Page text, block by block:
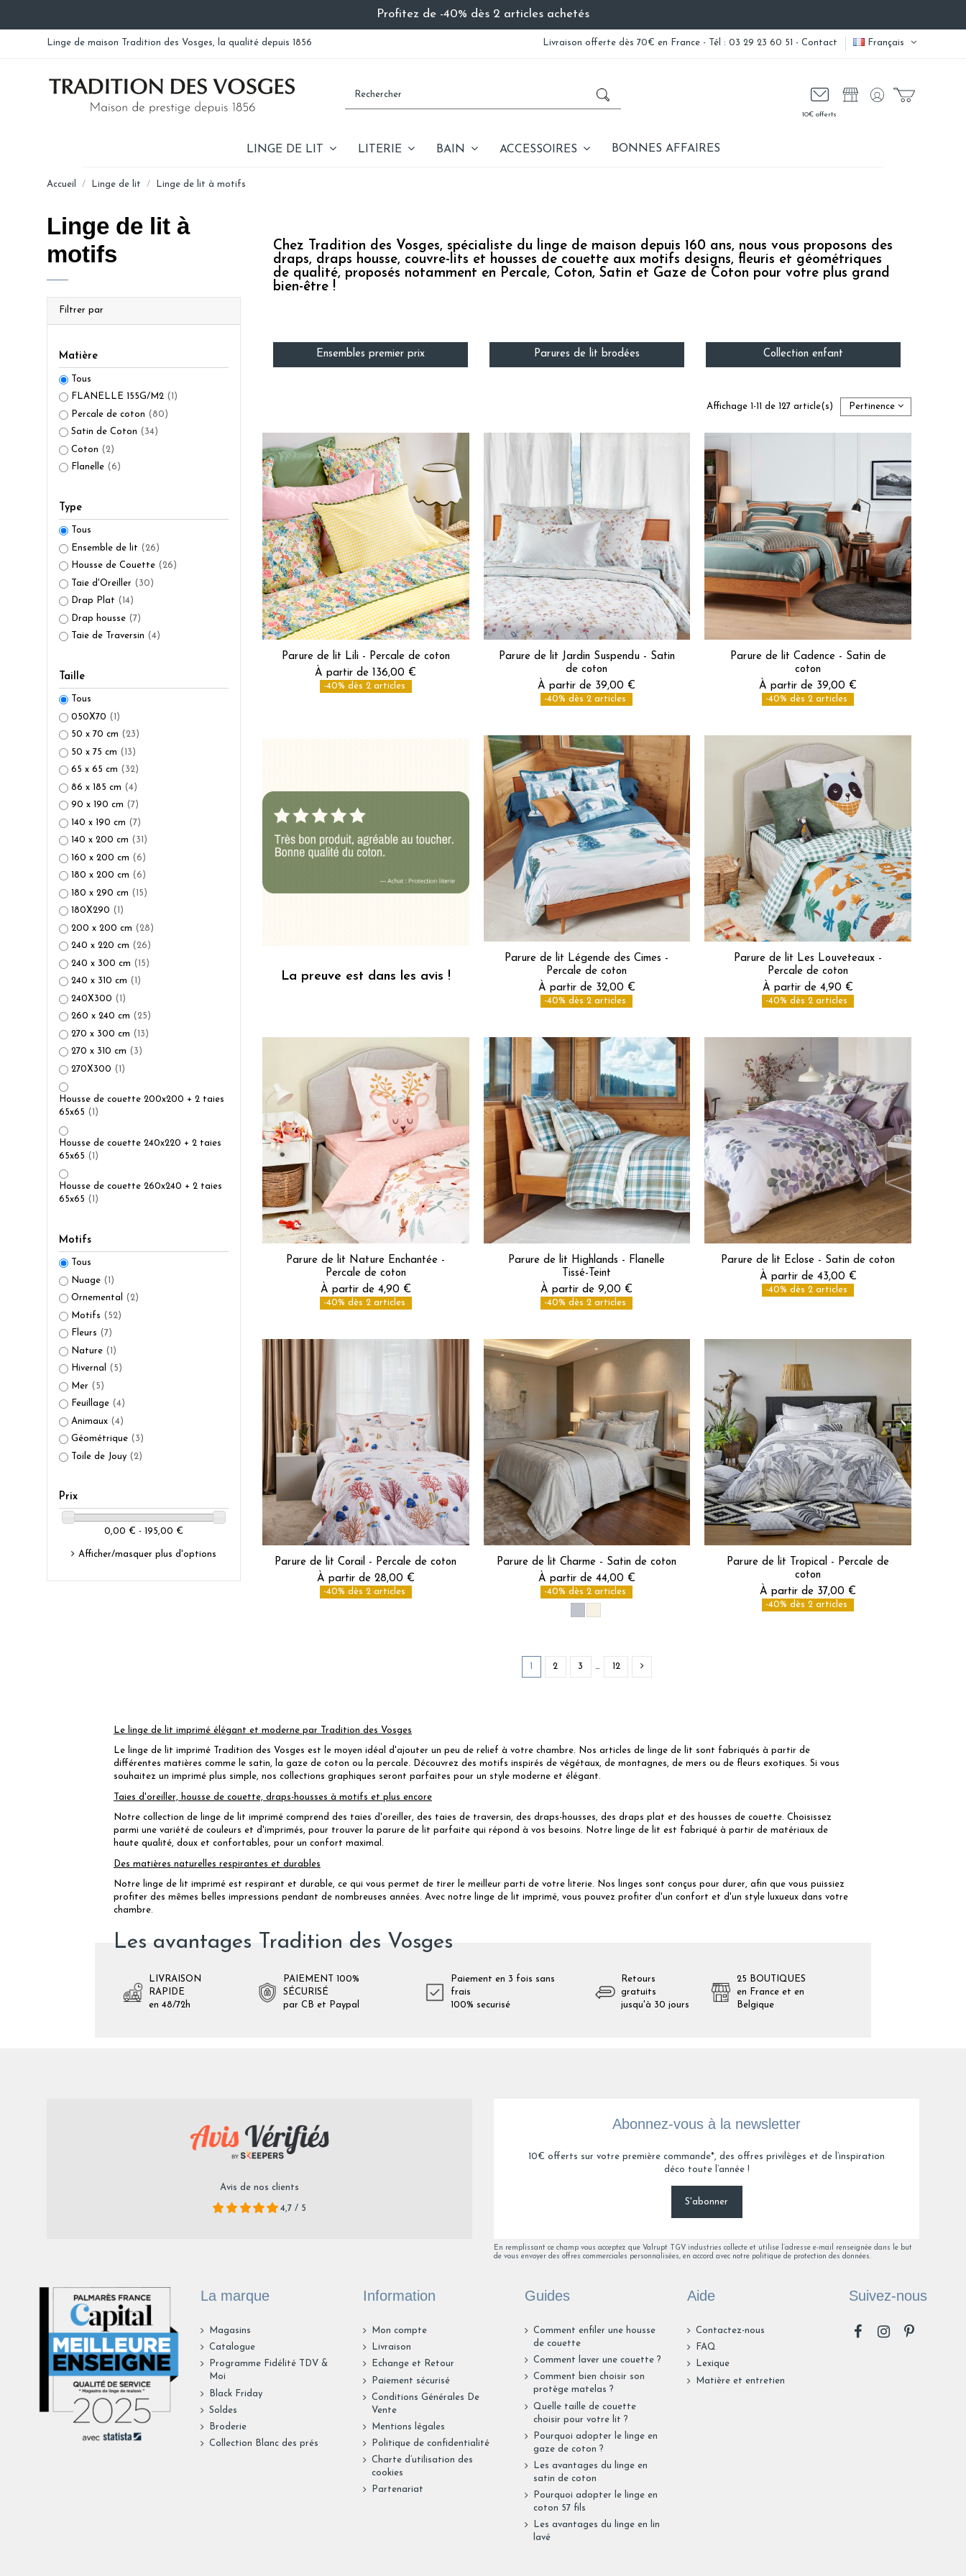
Profitez de -40% dès 2 articles achetés
Linge de maison Tradition des Vosges, la qualité depuis 1856 Livraison offerte dès 70€ en France - Tél : 03 29 23 60 51 -Contact Français
10€ offerts
LINGE DE LIT LITERIE BAIN ACCESSOIRES BONNES AFFAIRES
Accueil Linge de lit Linge de lit à motifs
Linge de lit à
motifs
Filtrer par
Matière
Tous
FLANELLE 155G/M2 (1)
Percale de coton (80)
Satin de Coton (34)
Coton (2)
Flanelle (6)
Type
Tous
Ensemble de lit (26)
Housse de Couette (26)
Taie d'Oreiller (30)
Drap Plat (14)
Drap housse (7)
Taie de Traversin (4)
Taille
Tous
050X70 (1)
50 x 70 cm (23)
50 x 75 cm (13)
65 x 65 cm (32)
86 x 185 cm (4)
90 x 190 cm (7)
140 x 190 cm (7)
140 x 200 cm (31)
160 x 200 cm (6)
180 x 200 cm (6)
180 x 290 cm (15)
180X290 (1)
200 x 200 cm (28)
240 x 220 cm (26)
240 x 300 cm (15)
240 x 310 cm (1)
240X300 (1)
260 x 240 cm (25)
270 x 300 cm (13)
270 x 310 cm (3)
270X300 (1)
Housse de couette 200x200 + 2 taies
65x65 (1)
Housse de couette 240x220 + 2 taies
65x65 (1)
Housse de couette 260x240 + 2 taies
65x65 (1)
Motifs
Tous
Nuage (1)
Ornemental (2)
Motifs (52)
Fleurs (7)
Nature (1)
Hivernal (5)
Mer (5)
Feuillage (4)
Animaux (4)
Géométrique (3)
Toile de Jouy (2)
Prix
0,00 € - 195,00 €
Afficher/masquer plus d'options
Chez Tradition des Vosges, spécialiste du linge de maison depuis 160 ans, nous vous proposons des
draps, draps housse, couvre-lits et housses de couette aux motifs designs, fleuris et géométriques
de qualité, proposés notamment en Percale, Coton, Satin et Gaze de Coton pour votre plus grand
bien-être !
Ensembles premier prix Parures de lit brodées Collection enfant
Affichage 1-11 de 127 article(s) Pertinence
Parure de lit Lili - Percale de coton
À partir de 136,00 €
-40% dès 2 articles
Parure de lit Jardin Suspendu - Satin
de coton
À partir de 39,00 €
-40% dès 2 articles
Parure de lit Cadence - Satin de
coton
À partir de 39,00 €
-40% dès 2 articles
La preuve est dans les avis !
Parure de lit Légende des Cimes -
Percale de coton
À partir de 32,00 €
-40% dès 2 articles
Parure de lit Les Louveteaux -
Percale de coton
À partir de 4,90 €
-40% dès 2 articles
Parure de lit Nature Enchantée -
Percale de coton
À partir de 4,90 €
-40% dès 2 articles
Parure de lit Highlands - Flanelle
Tissé-Teint
À partir de 9,00 €
-40% dès 2 articles
Parure de lit Eclose - Satin de coton
À partir de 43,00 €
-40% dès 2 articles
Parure de lit Corail - Percale de coton
À partir de 28,00 €
-40% dès 2 articles
Parure de lit Charme - Satin de coton
À partir de 44,00 €
-40% dès 2 articles
Parure de lit Tropical - Percale de
coton
À partir de 37,00 €
-40% dès 2 articles
1 2 3 … 12
Le linge de lit imprimé élégant et moderne par Tradition des Vosges
Le linge de lit imprimé Tradition des Vosges est le moyen idéal d'ajouter un peu de relief à votre chambre. Nos articles de linge de lit sont fabriqués à partir de
différentes matières comme le satin, la gaze de coton ou la percale. Découvrez des motifs inspirés de végétaux, de montagnes, de mers ou de fleurs exotiques. Si vous
souhaitez un imprimé plus simple, nos collections graphiques seront parfaites pour un style moderne et élégant.
Taies d'oreiller, housse de couette, draps-housses à motifs et plus encore
Notre collection de linge de lit imprimé comprend des taies d'oreiller, des taies de traversin, des draps-housses, des draps plat et des housses de couette. Choisissez
parmi une variété de couleurs et d'imprimés, pour trouver la parure de lit parfaite qui répond à vos besoins. Notre linge de lit est fabriqué à partir de matériaux de
haute qualité, doux et confortables, pour un confort maximal.
Des matières naturelles respirantes et durables
Notre linge de lit imprimé est respirant et durable, ce qui vous permet de tirer le meilleur parti de votre literie. Nos linges sont conçus pour durer, afin que vous puissiez
profiter des mêmes belles impressions pendant de nombreuses années. Avec notre linge de lit imprimé, vous pouvez profiter d'un confort et d'un style luxueux dans votre
chambre.
Les avantages Tradition des Vosges
LIVRAISON
RAPIDE
en 48/72h
PAIEMENT 100%
SÉCURISÉ
par CB et Paypal
Paiement en 3 fois sans
frais
100% securisé
Retours
gratuits
jusqu'à 30 jours
25 BOUTIQUES
en France et en
Belgique
Avis de nos clients
4,7 / 5
Abonnez-vous à la newsletter
10€ offerts sur votre première commande*, des offres privilèges et de l’inspiration
déco toute l’année !
S'abonner
En remplissant ce champ vous acceptez que Valrupt TGV industries collecte et utilise l’adresse e-mail renseignée dans le but
de vous envoyer des offres commerciales personnalisées, en accord avec notre politique de protection des données.
La marque
Magasins
Catalogue
Programme Fidélité TDV &
Moi
Black Friday
Soldes
Broderie
Collection Blanc des prés
Information
Mon compte
Livraison
Echange et Retour
Paiement sécurisé
Conditions Générales De
Vente
Mentions légales
Politique de confidentialité
Charte d’utilisation des
cookies
Partenariat
Guides
Comment enfiler une housse
de couette
Comment laver une couette ?
Comment bien choisir son
protège matelas ?
Quelle taille de couette
choisir pour votre lit ?
Pourquoi adopter le linge en
gaze de coton ?
Les avantages du linge en
satin de coton
Pourquoi adopter le linge en
coton 57 fils
Les avantages du linge en lin
lavé
Aide
Contactez-nous
FAQ
Lexique
Matière et entretien
Suivez-nous